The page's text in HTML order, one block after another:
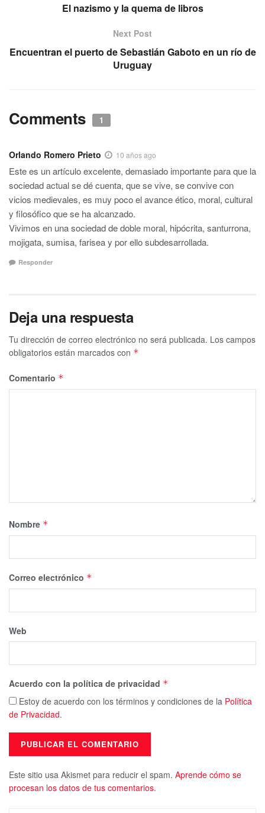
El nazismo y la quema de libros
Next Post
Encuentran el puerto de Sebastián Gaboto en un río de
Uruguay
Comments 1
Orlando Romero Prieto 10 años ago
Este es un artículo excelente, demasiado importante para que la
sociedad actual se dé cuenta, que se vive, se convive con
vicios medievales, es muy poco el avance ético, moral, cultural
y filosófico que se ha alcanzado.
Vivimos en una sociedad de doble moral, hipócrita, santurrona,
mojigata, sumisa, farisea y por ello subdesarrollada.
Responder
Deja una respuesta
Tu dirección de correo electrónico no será publicada. Los campos
obligatorios están marcados con *
Comentario *
Nombre *
Correo electrónico *
Web
Acuerdo con la política de privacidad *
Estoy de acuerdo con los términos y condiciones de la Política
de Privacidad.
Este sitio usa Akismet para reducir el spam. Aprende cómo se
procesan los datos de tus comentarios.